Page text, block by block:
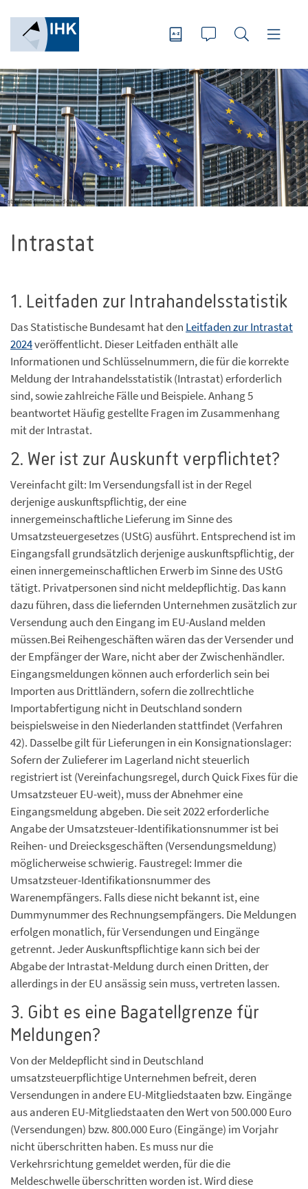
Foto: finecki - stock.adobe.com
Intrastat
1. Leitfaden zur Intrahandelsstatistik
Das Statistische Bundesamt hat den Leitfaden zur Intrastat
2024veröffentlicht. Dieser Leitfaden enthält alle
Informationen und Schlüsselnummern, die für die korrekte
Meldung der Intrahandelsstatistik (Intrastat) erforderlich
sind, sowie zahlreiche Fälle und Beispiele. Anhang 5
beantwortet Häufig gestellte Fragen im Zusammenhang
mit der Intrastat.
2. Wer ist zur Auskunft verpflichtet?
Vereinfacht gilt: Im Versendungsfall ist in der Regel
derjenige auskunftspflichtig, der eine
innergemeinschaftliche Lieferung im Sinne des
Umsatzsteuergesetzes (UStG) ausführt. Entsprechend ist im
Eingangsfall grundsätzlich derjenige auskunftspflichtig, der
einen innergemeinschaftlichen Erwerb im Sinne des UStG
tätigt. Privatpersonen sind nicht meldepflichtig. Das kann
dazu führen, dass die liefernden Unternehmen zusätzlich zur
Versendung auch den Eingang im EU-Ausland melden
müssen.Bei Reihengeschäften wären das der Versender und
der Empfänger der Ware, nicht aber der Zwischenhändler.
Eingangsmeldungen können auch erforderlich sein bei
Importen aus Drittländern, sofern die zollrechtliche
Importabfertigung nicht in Deutschland sondern
beispielsweise in den Niederlanden stattfindet (Verfahren
42). Dasselbe gilt für Lieferungen in ein Konsignationslager:
Sofern der Zulieferer im Lagerland nicht steuerlich
registriert ist (Vereinfachungsregel, durch Quick Fixes für die
Umsatzsteuer EU-weit), muss der Abnehmer eine
Eingangsmeldung abgeben. Die seit 2022 erforderliche
Angabe der Umsatzsteuer-Identifikationsnummer ist bei
Reihen- und Dreiecksgeschäften (Versendungsmeldung)
möglicherweise schwierig. Faustregel: Immer die
Umsatzsteuer-Identifikationsnummer des
Warenempfängers. Falls diese nicht bekannt ist, eine
Dummynummer des Rechnungsempfängers. Die Meldungen
erfolgen monatlich, für Versendungen und Eingänge
getrennt. Jeder Auskunftspflichtige kann sich bei der
Abgabe der Intrastat-Meldung durch einen Dritten, der
allerdings in der EU ansässig sein muss, vertreten lassen.
3. Gibt es eine Bagatellgrenze für
Meldungen?
Von der Meldepflicht sind in Deutschland
umsatzsteuerpflichtige Unternehmen befreit, deren
Versendungen in andere EU-Mitgliedstaaten bzw. Eingänge
aus anderen EU-Mitgliedstaaten den Wert von 500.000 Euro
(Versendungen) bzw. 800.000 Euro (Eingänge) im Vorjahr
nicht überschritten haben. Es muss nur die
Verkehrsrichtung gemeldet werden, für die die
Meldeschwelle überschritten worden ist. Wird diese